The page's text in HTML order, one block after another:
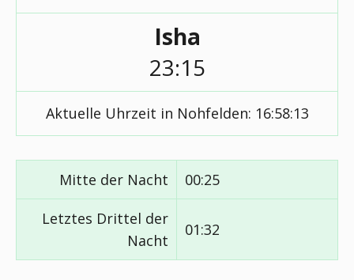
Isha
23:15
Aktuelle Uhrzeit in Nohfelden: 16:58:13
Mitte der Nacht 00:25
Letztes Drittel der
Nacht
01:32